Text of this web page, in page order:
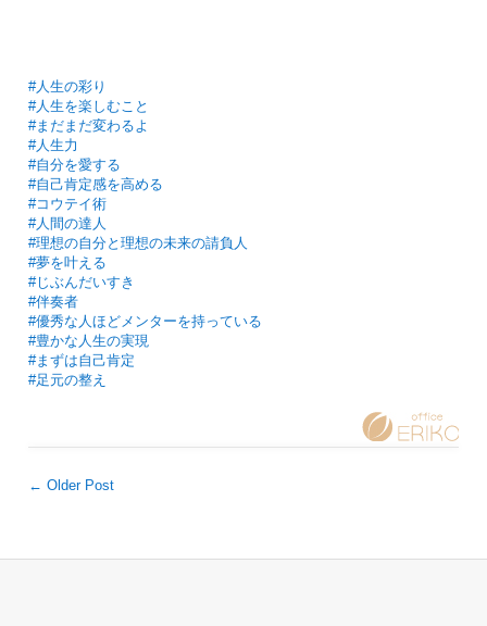
#人生の彩り
#人生を楽しむこと
#まだまだ変わるよ
#人生力
#自分を愛する
#自己肯定感を高める
#コウテイ術
#人間の達人
#理想の自分と理想の未来の請負人
#夢を叶える
#じぶんだいすき
#伴奏者
#優秀な人ほどメンターを持っている
#豊かな人生の実現
#まずは自己肯定
#足元の整え
← Older Post